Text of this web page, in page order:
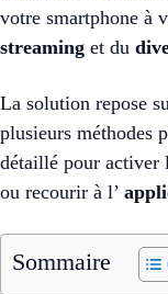
votre smartphone à
streaming et du
La solution repose
plusieurs méthodes
détaillé pour
ou recourir à l’
Sommaire